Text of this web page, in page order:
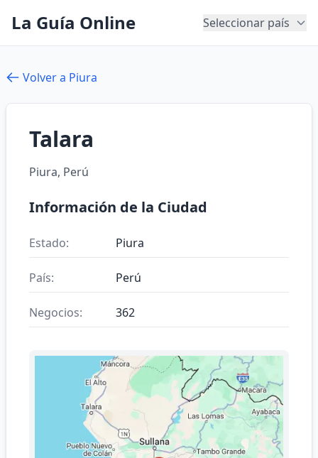
La Guía Online Seleccionar país
Volver a Piura
Talara
Piura, Perú
Información de la Ciudad
Estado: Piura
País: Perú
Negocios: 362